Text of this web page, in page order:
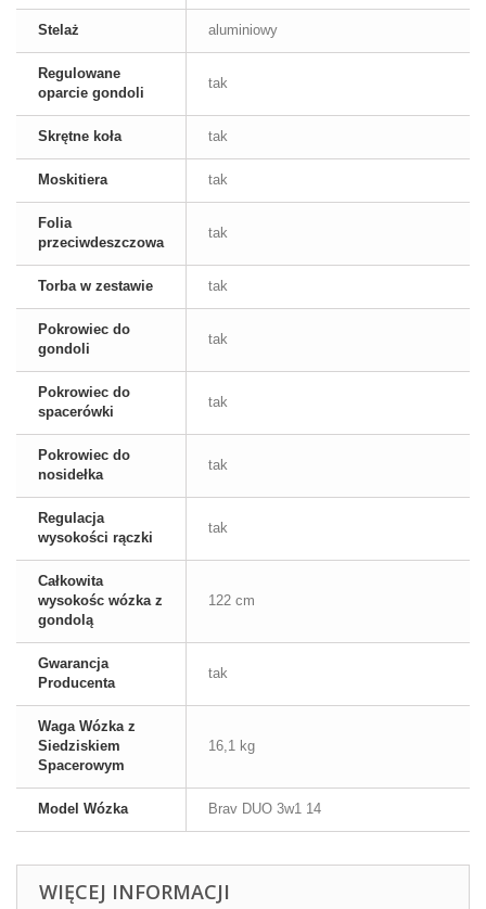
Stelaż aluminiowy
Regulowane
oparcie gondoli
tak
Skrętne koła tak
Moskitiera tak
Folia
przeciwdeszczowa
tak
Torba w zestawie tak
Pokrowiec do
gondoli
tak
Pokrowiec do
spacerówki
tak
Pokrowiec do
nosidełka
tak
Regulacja
wysokości rączki
tak
Całkowita
wysokośc wózka z
gondolą
122 cm
Gwarancja
Producenta
tak
Waga Wózka z
Siedziskiem
Spacerowym
16,1 kg
Model Wózka Brav DUO 3w1 14
WIĘCEJ INFORMACJI